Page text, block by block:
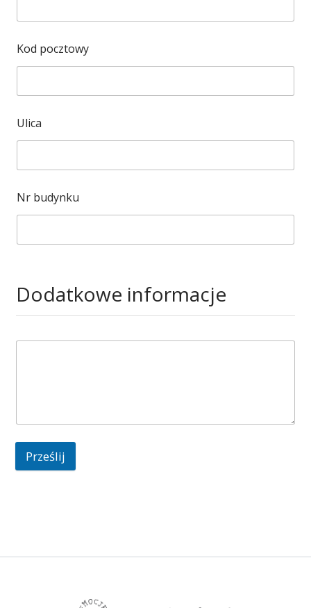
Kod pocztowy
Ulica
Nr budynku
Dodatkowe informacje
Prześlij